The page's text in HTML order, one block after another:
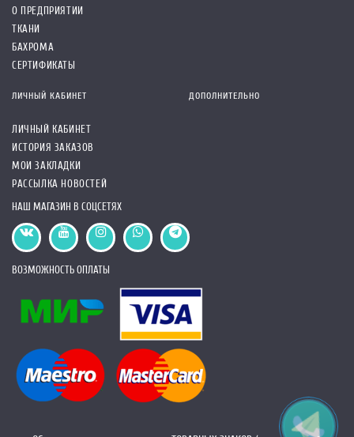
О ПРЕДПРИЯТИИ
ТКАНИ
БАХРОМА
СЕРТИФИКАТЫ
ЛИЧНЫЙ КАБИНЕТ
ЛИЧНЫЙ КАБИНЕТ
ИСТОРИЯ ЗАКАЗОВ
МОИ ЗАКЛАДКИ
РАССЫЛКА НОВОСТЕЙ
ДОПОЛНИТЕЛЬНО
НАШ МАГАЗИН В СОЦСЕТЯХ
ВОЗМОЖНОСТЬ ОПЛАТЫ